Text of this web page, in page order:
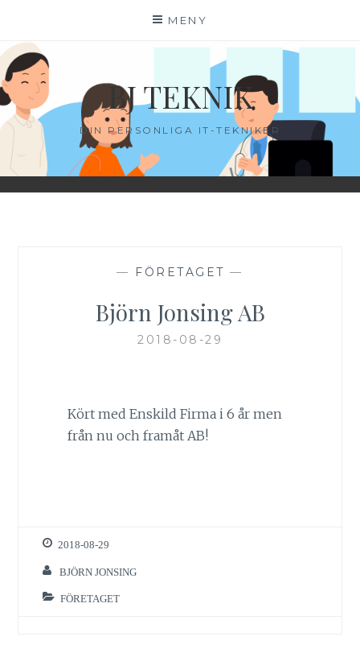
innehåll
MENY
BJ TEKNIK
DIN PERSONLIGA IT-TEKNIKER
— FÖRETAGET —
Björn Jonsing AB
2018-08-29
Kört med Enskild Firma i 6 år men
från nu och framåt AB!
2018-08-29
BJÖRN JONSING
FÖRETAGET